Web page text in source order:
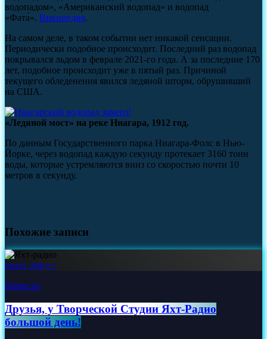
водопадом», «Американский водопад» и водопад
«Фата́». Википедия.
На самом деле, в таком событии нет никакой сенсации.
Периодически подобное происходит. Последний раз водопад
покрывался льдом в феврале 2021-го года. А за последние 170
лет, подобное происходит уже в пятый раз. Причиной
текущего обледенения явился ледяной шторм, обрушивший
на США.
«Ледяной мост» на реке Ниагара, 1912 год.
По данным Государственного парка Ниагара-Фолс в Нью-
Йорке, через водопад каждую секунду протекает 3160 тонн
воды, которые устремляются вниз со скоростью почти 10
метров в секунду.
Похожие записи
insert_link
Новости
Друзья, у Творческой Студии Яхт‑Радио
большой день!